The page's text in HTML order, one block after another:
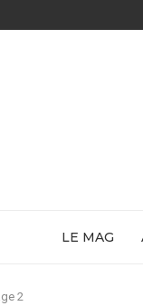
LE MAG
2